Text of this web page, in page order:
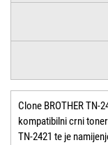
Clone BROTHER TN-
kompatibilni crni
TN-2421 te je